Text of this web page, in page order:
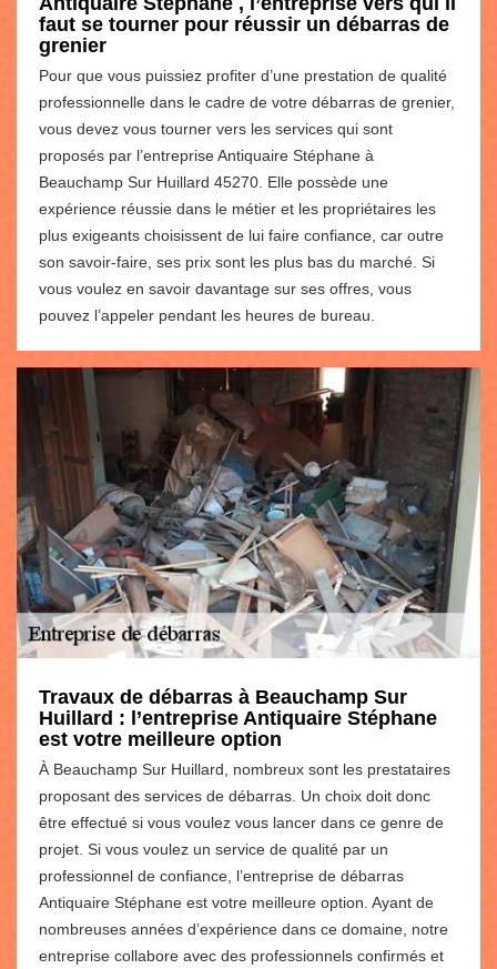
faut se tourner pour réussir un débarras de
grenier
Pour que vous puissiez profiter d’une prestation de qualité
professionnelle dans le cadre de votre débarras de grenier,
vous devez vous tourner vers les services qui sont
proposés par l’entreprise Antiquaire Stéphane à
Beauchamp Sur Huillard 45270. Elle possède une
expérience réussie dans le métier et les propriétaires les
plus exigeants choisissent de lui faire confiance, car outre
son savoir-faire, ses prix sont les plus bas du marché. Si
vous voulez en savoir davantage sur ses offres, vous
pouvez l’appeler pendant les heures de bureau.
Travaux de débarras à Beauchamp Sur
Huillard : l’entreprise Antiquaire Stéphane
est votre meilleure option
À Beauchamp Sur Huillard, nombreux sont les prestataires
proposant des services de débarras. Un choix doit donc
être effectué si vous voulez vous lancer dans ce genre de
projet. Si vous voulez un service de qualité par un
professionnel de confiance, l’entreprise de débarras
Antiquaire Stéphane est votre meilleure option. Ayant de
nombreuses années d’expérience dans ce domaine, notre
entreprise collabore avec des professionnels confirmés et